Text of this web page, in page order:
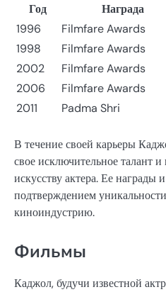
Год Награда
1996
Filmfare Awards
1998
Filmfare Awards
2002
Filmfare Awards
2006
Filmfare Awards
2011
Padma Shri
В течение своей карьеры
свое исключительное талант
искусству актера. Ее награды
подтверждением
киноиндустрию.
Фильмы
Каджол, будучи известной